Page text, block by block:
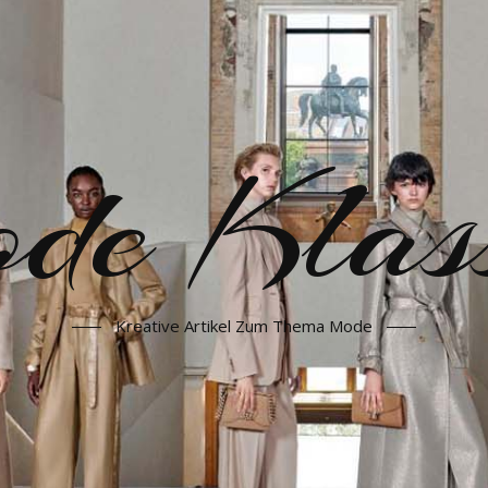
Kreative Artikel Zum Thema Mode